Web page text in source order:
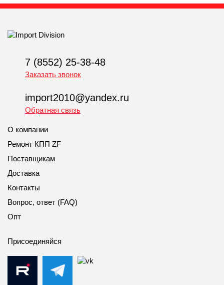
7 (8552) 25-38-48
Заказать звонок
import2010@yandex.ru
Обратная связь
О компании
Ремонт КПП ZF
Поставщикам
Доставка
Контакты
Вопрос, ответ (FAQ)
Опт
Присоединяйся